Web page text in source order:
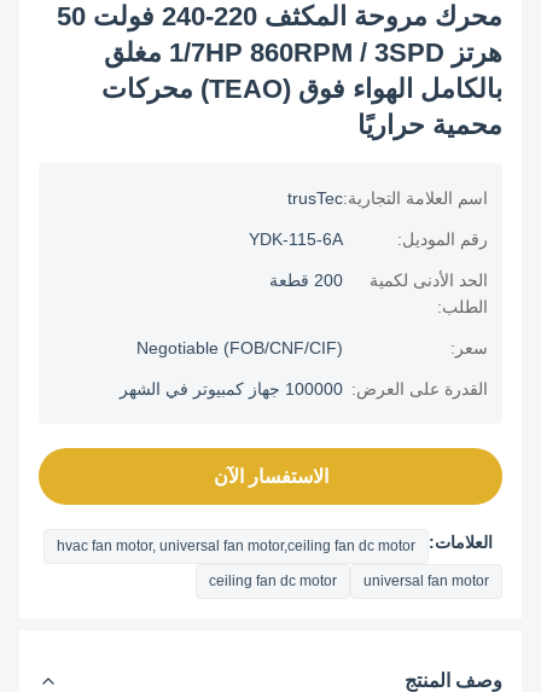
محرك مروحة المكثف 220-240 فولت 50
هرتز 1/7HP 860RPM / 3SPD مغلق
بالكامل الهواء فوق (TEAO) محركات
محمية حراريًا
اسم العلامة التجارية:trusTec
رقم الموديل: YDK-115-6A
الحد الأدنى لكمية
الطلب:
200 قطعة
Negotiable (FOB/CNF/CIF)
القدرة على العرض: 100000 جهاز كمبيوتر في الشهر
الاستفسار الآن
العلامات: hvac fan motor, universal fan motor,ceiling fan dc motor
universal fan motor
ceiling fan dc motor
وصف المنتج